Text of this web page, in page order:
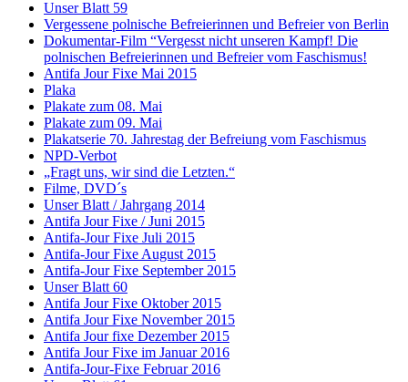
Unser Blatt 59
Vergessene polnische Befreierinnen und Befreier von Berlin
Dokumentar-Film “Vergesst nicht unseren Kampf! Die
polnischen Befreierinnen und Befreier vom Faschismus!
Antifa Jour Fixe Mai 2015
Plaka
Plakate zum 08. Mai
Plakate zum 09. Mai
Plakatserie 70. Jahrestag der Befreiung vom Faschismus
NPD-Verbot
„Fragt uns, wir sind die Letzten.“
Filme, DVD´s
Unser Blatt / Jahrgang 2014
Antifa Jour Fixe / Juni 2015
Antifa-Jour Fixe Juli 2015
Antifa-Jour Fixe August 2015
Antifa-Jour Fixe September 2015
Unser Blatt 60
Antifa Jour Fixe Oktober 2015
Antifa Jour Fixe November 2015
Antifa Jour fixe Dezember 2015
Antifa Jour Fixe im Januar 2016
Antifa-Jour-Fixe Februar 2016